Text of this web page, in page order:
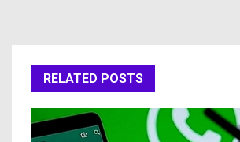
RELATED POSTS